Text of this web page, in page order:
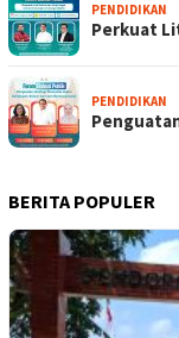
PENDIDIKAN
Perkuat
PENDIDIKAN
BERITA POPULER